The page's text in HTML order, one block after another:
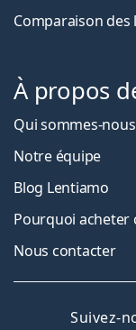
Comparaison
À propos
Qui sommes-
Notre équipe
Blog Lentiamo
Pourquoi acheter
Nous contacter
Suivez-